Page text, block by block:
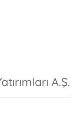
A.Ş.